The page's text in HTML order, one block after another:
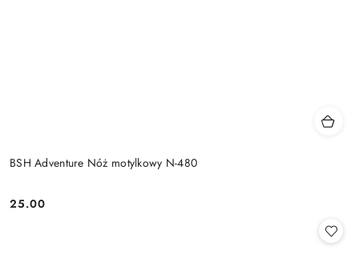
BSH Adventure Nóż motylkowy N-480
Cena:
25.00